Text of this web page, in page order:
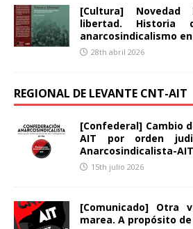
[Cultura]
libertad. Historia
anarcosindicalismo
28th abril 2026
REGIONAL DE LEVANTE CNT-AIT
[Confederal] Cambio
AIT por orden
Anarcosindicalista-AIT
15th julio 2026
[Comunicado] Otra
marea. A propósito